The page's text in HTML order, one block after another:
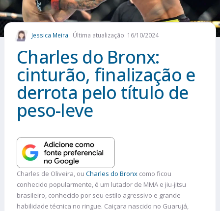
COMO APOSTAR
MAIS ESPORTES
Jessica Meira Última atualização: 16/10/2024
Charles do Bronx:
cinturão, finalização e
derrota pelo título de
peso-leve
Charles de Oliveira, ou Charles do Bronx como ficou
conhecido popularmente, é um lutador de MMA e jiu-jitsu
brasileiro, conhecido por seu estilo agressivo e grande
habilidade técnica no ringue. Caiçara nascido no Guarujá,